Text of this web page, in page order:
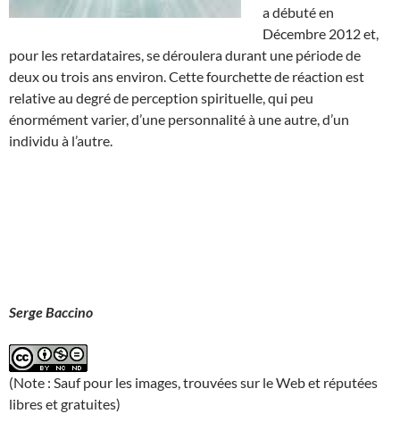
a débuté en
Décembre 2012 et,
pour les retardataires, se déroulera durant une période de
deux ou trois ans environ. Cette fourchette de réaction est
relative au degré de perception spirituelle, qui peu
énormément varier, d’une personnalité à une autre, d’un
individu à l’autre.
Serge Baccino
(Note : Sauf pour les images, trouvées sur le Web et réputées
libres et gratuites)